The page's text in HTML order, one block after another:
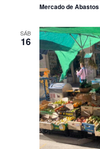
Mercado de Abastos
SÁB
16